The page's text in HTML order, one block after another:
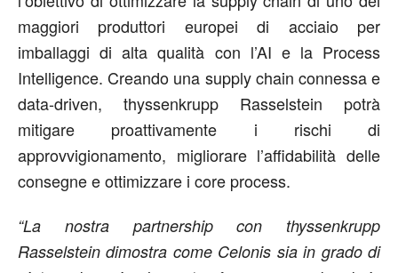
maggiori produttori europei di acciaio per
imballaggi di alta qualità con l’AI e la Process
Intelligence. Creando una supply chain connessa e
data-driven, thyssenkrupp Rasselstein potrà
mitigare proattivamente i rischi di
approvvigionamento, migliorare l’affidabilità delle
consegne e ottimizzare i core process.
“La nostra partnership con thyssenkrupp
Rasselstein dimostra come Celonis sia in grado di